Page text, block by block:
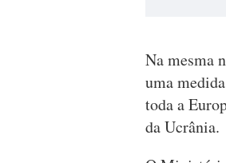
Na mesma
uma
toda a
da Ucrânia.